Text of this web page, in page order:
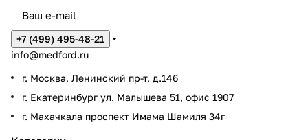
+7 (499) 495-48-21
info@medford.ru
г. Москва, Ленинский пр-т, д.146
г. Екатеринбург ул. Малышева 51, офис 1907
г. Махачкала проспект Имама Шамиля 34г